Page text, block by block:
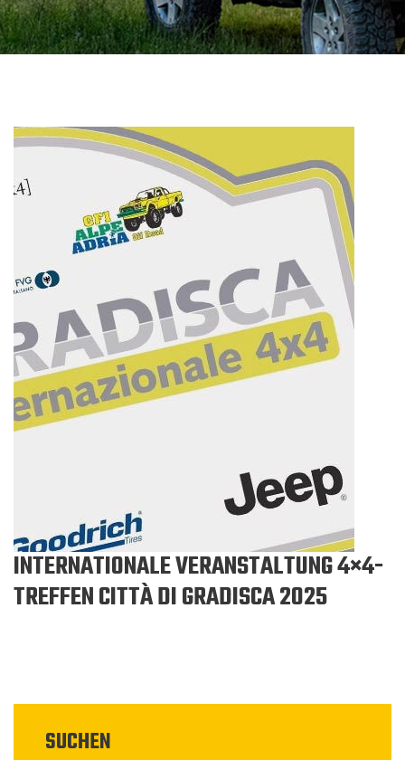
INTERNATIONALE VERANSTALTUNG 4×4-
TREFFEN CITTÀ DI GRADISCA 2025
SUCHEN